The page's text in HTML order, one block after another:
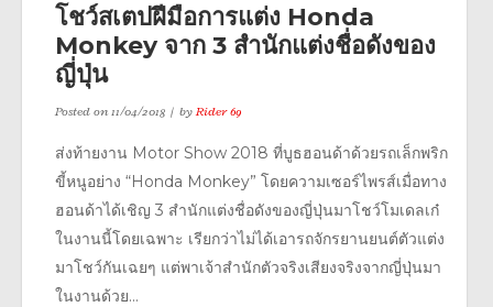
โชว์สเตปฝีมือการแต่ง Honda
Monkey จาก 3 สำนักแต่งชื่อดังของ
ญี่ปุ่น
Posted on11/04/2018 byRider 69
ส่งท้ายงาน Motor Show 2018 ที่บูธฮอนด้าด้วยรถเล็กพริก
ขี้หนูอย่าง “Honda Monkey” โดยความเซอร์ไพรส์เมื่อทาง
ฮอนด้าได้เชิญ 3 สำนักแต่งชื่อดังของญี่ปุ่นมาโชว์โมเดลเก๋
ในงานนี้โดยเฉพาะ เรียกว่าไม่ได้เอารถจักรยานยนต์ตัวแต่ง
มาโชว์กันเฉยๆ แต่พาเจ้าสำนักตัวจริงเสียงจริงจากญี่ปุ่นมา
ในงานด้วย...